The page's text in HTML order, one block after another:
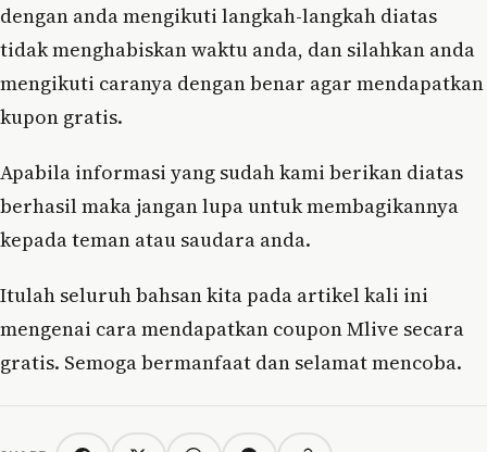
dengan anda mengikuti langkah-langkah diatas
tidak menghabiskan waktu anda, dan silahkan anda
mengikuti caranya dengan benar agar mendapatkan
kupon gratis.
Apabila informasi yang sudah kami berikan diatas
berhasil maka jangan lupa untuk membagikannya
kepada teman atau saudara anda.
Itulah seluruh bahsan kita pada artikel kali ini
mengenai cara mendapatkan coupon Mlive secara
gratis. Semoga bermanfaat dan selamat mencoba.